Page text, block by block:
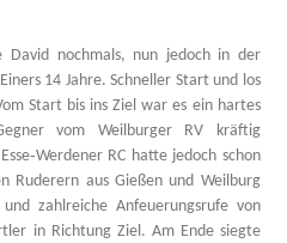
David nochmals, nun jedoch in der
14 Jahre. Schneller Start und los
Start bis ins Ziel war es ein hartes
vom Weilburger RV kräftig
RC hatte jedoch schon
Ruderern aus Gießen und Weilburg
zahlreiche Anfeuerungsrufe von
in Richtung Ziel. Am Ende siegte